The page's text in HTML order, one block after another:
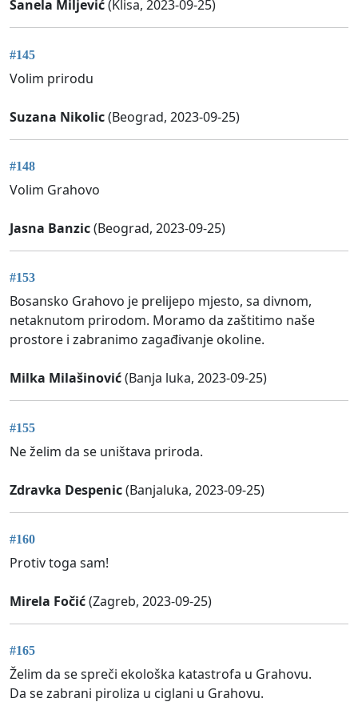
Sanela Miljević(Klisa, 2023-09-25)
#145
Volim prirodu
Suzana Nikolic(Beograd, 2023-09-25)
#148
Volim Grahovo
Jasna Banzic(Beograd, 2023-09-25)
#153
Bosansko Grahovo je prelijepo mjesto, sa divnom,
netaknutom prirodom. Moramo da zaštitimo naše
prostore i zabranimo zagađivanje okoline.
Milka Milašinović(Banja luka, 2023-09-25)
#155
Ne želim da se uništava priroda.
Zdravka Despenic(Banjaluka, 2023-09-25)
#160
Protiv toga sam!
Mirela Fočić(Zagreb, 2023-09-25)
#165
Želim da se spreči ekološka katastrofa u Grahovu.
Da se zabrani piroliza u ciglani u Grahovu.